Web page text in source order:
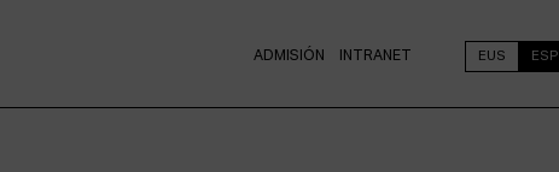
ADMISIÓN INTRANET EUS ESP